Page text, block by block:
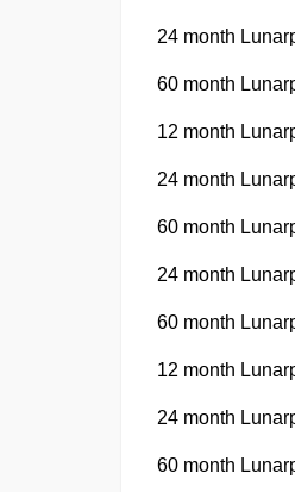
24 month
60 month
12 month
24 month
60 month
24 month
60 month
12 month
24 month
60 month